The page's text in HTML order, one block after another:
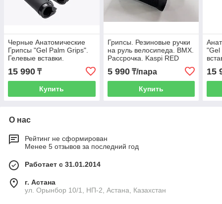
Черные Анатомические
Грипсы "Gel Palm Grips".
Гелевые вставки.
Резиновые ручки на руль
велосипеда.
15 990 ₸
Купить
Грипсы. Резиновые ручки
на руль велосипеда. BMX.
Рассрочка. Kaspi RED
5 990₸/пара
Купить
"Gel
15
О нас
Рейтинг не сформирован
Менее 5 отзывов за последний год
Работает с 31.01.2014
г. Астана
ул. Орынбор 10/1, НП-2, Астана, Казахстан